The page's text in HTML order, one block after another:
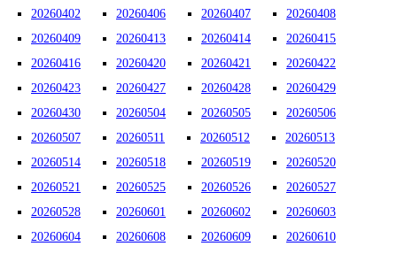
20260402
20260406 20260407
20260408
20260409
20260413 20260414
20260415
20260416
20260420 20260421
20260422
20260423
20260427 20260428
20260429
20260430
20260504 20260505
20260506
20260507
20260511 20260512
20260513
20260514
20260518 20260519
20260520
20260521
20260525 20260526
20260527
20260528
20260601 20260602
20260603
20260604
20260608 20260609
20260610